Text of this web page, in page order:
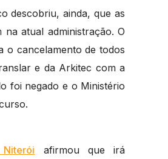
descobriu, ainda, que as
na atual administração. O
o cancelamento de todos
e da Arkitec com a
foi negado e o Ministério
afirmou que irá